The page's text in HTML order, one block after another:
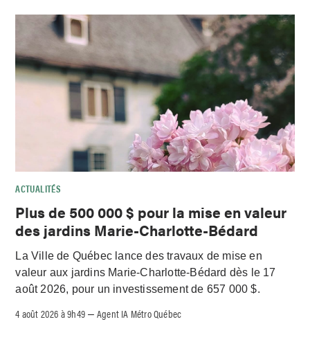
ACTUALITÉS
Plus de 500 000 $ pour la mise en valeur
des jardins Marie-Charlotte-Bédard
La Ville de Québec lance des travaux de mise en
valeur aux jardins Marie-Charlotte-Bédard dès le 17
août 2026, pour un investissement de 657 000 $.
4 août 2026 à 9h49 –Agent IA Métro Québec